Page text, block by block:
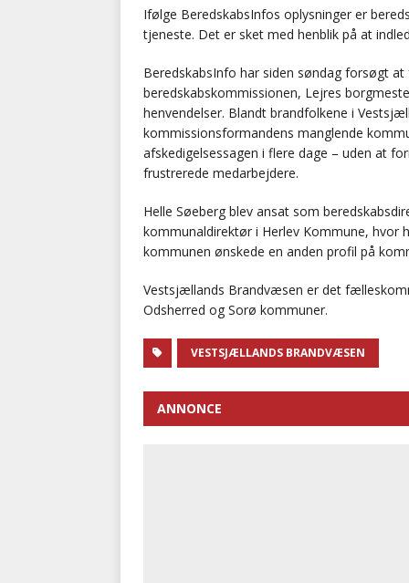
Ifølge BeredskabsInfos oplysninger er
tjeneste. Det er sket med henblik på at
BeredskabsInfo har siden søndag forsøgt
beredskabskommissionen, Lejres
henvendelser. Blandt brandfolkene i
kommissionsformandens manglende
afskedigelsessagen i flere dage – uden at
frustrerede medarbejdere.
Helle Søeberg blev ansat som
kommunaldirektør i Herlev Kommune, hvor
kommunen ønskede en anden profil på
Vestsjællands Brandvæsen er det
Odsherred og Sorø kommuner.
VESTSJÆLLANDS BRANDVÆSEN
ANNONCE